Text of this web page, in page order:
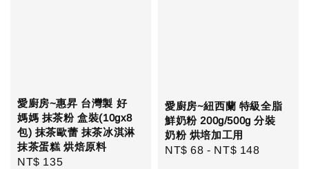
愛廚房~惠昇 台灣製 好
媽媽 抹茶粉 盒裝(10gx8
包) 抹茶歐蕾 抹茶冰淇淋
抹茶蛋糕 烘焙原料
Regular
NT$ 135
愛廚房~紐西蘭 特級全脂
鮮奶粉 200g/500g 分裝
奶粉 烘培加工用
Regular
NT$ 68 - NT$ 148